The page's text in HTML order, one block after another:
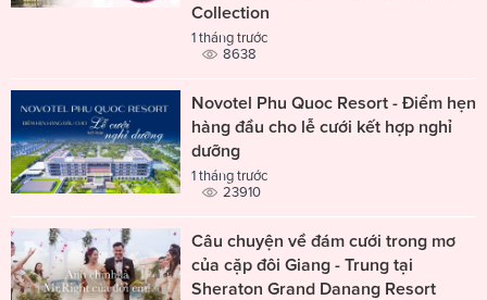
Collection
1 tháng trước
8638
Novotel Phu Quoc Resort - Điểm hẹn
hàng đầu cho lễ cưới kết hợp nghỉ
dưỡng
1 tháng trước
23910
Câu chuyện về đám cưới trong mơ
của cặp đôi Giang - Trung tại
Sheraton Grand Danang Resort